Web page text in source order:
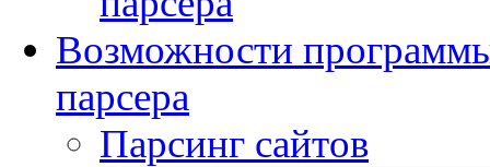
Возможности
парсера
Парсинг сайтов